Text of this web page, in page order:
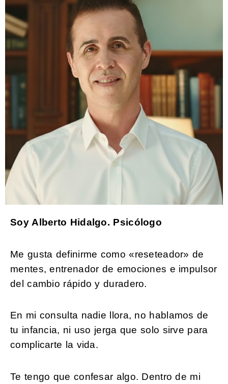
Soy Alberto Hidalgo. Psicólogo
Me gusta definirme como «reseteador» de
mentes, entrenador de emociones e impulsor
del cambio rápido y duradero.
En mi consulta nadie llora, no hablamos de
tu infancia, ni uso jerga que solo sirve para
complicarte la vida.
Te tengo que confesar algo. Dentro de mi